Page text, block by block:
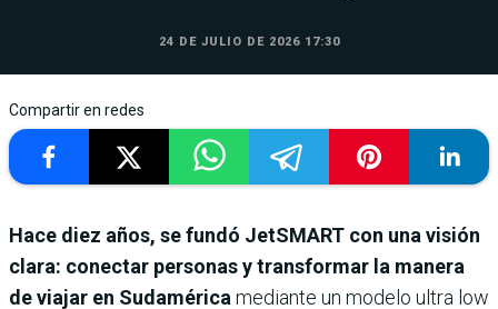
24 DE JULIO DE 2026 17:30
Compartir en redes
Hace diez años, se fundó JetSMART con una visión
clara: conectar personas y transformar la manera
de viajar en Sudamérica mediante un modelo ultra low